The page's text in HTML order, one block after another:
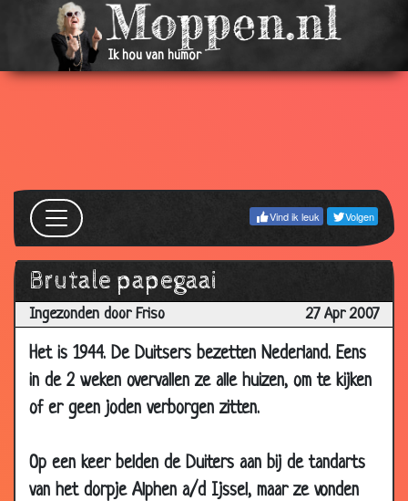
Ik hou van humor
Vind ik leuk Volgen
Brutale papegaai
Ingezonden door Friso 27 Apr 2007
Het is 1944. De Duitsers bezetten Nederland. Eens
in de 2 weken overvallen ze alle huizen, om te kijken
of er geen joden verborgen zitten.
Op een keer belden de Duiters aan bij de tandarts
van het dorpje Alphen a/d Ijssel, maar ze vonden
2007
May
2007
Jagen
24 May
2007
Blind springen 3.21
24 May
2007
21 May
2007
Kannibaal in het ziekenhuis
21 May
2007
Harder werken 3.27
21 May
Hulp in het toilet
21 May
2007
Drukke vlucht 3.44